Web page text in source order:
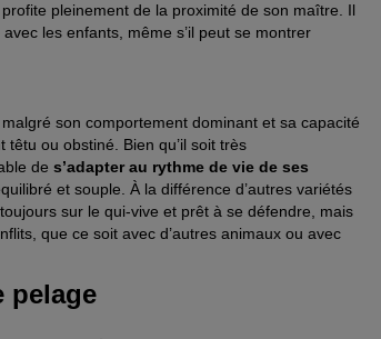
pleinement de la proximité de son maître. Il
les enfants, même s’il peut se montrer
son comportement dominant et sa capacité
ou obstiné. Bien qu’il soit très
de s’adapter au rythme de vie de ses
et souple. À la différence d’autres variétés
sur le qui-vive et prêt à se défendre, mais
que ce soit avec d’autres animaux ou avec
pelage